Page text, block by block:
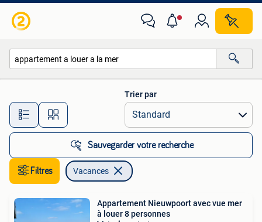
Toutes les distances…
Trier par
Sauvegarder votre recherche
Filtres Vacances
Appartement Nieuwpoort avec vue mer
à louer 8 personnes